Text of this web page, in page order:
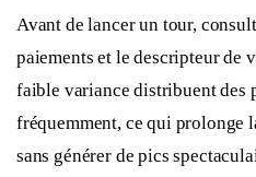
Avant de lancer un tour,
paiements et le descripteur de
faible variance distribuent des
fréquemment, ce qui prolonge
sans générer de pics